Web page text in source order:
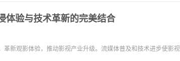
体验与技术革新的完美结合
新观影体验，推动影视产业升级。流媒体普及和技术进步使影